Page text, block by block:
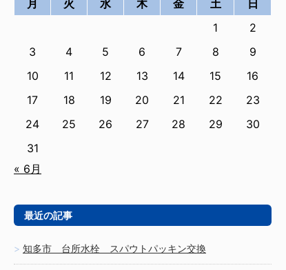
月
火 水 木 金 土
日
1
2
3
4 5 6 7 8
9
10
11 12 13 14 15
16
17
18 19 20 21 22
23
24
25 26 27 28 29
30
31
« 6月
最近の記事
知多市 台所水栓 スパウトパッキン交換